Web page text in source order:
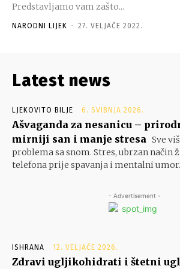
Predstavljamo vam zašto...
NARODNI LIJEK - 27. VELJAČE 2022.
Latest news
LJEKOVITO BILJE 6. SVIBNJA 2026.
Ašvaganda za nesanicu –
mirniji san i manje stresa Sve
problema sa snom. Stres, ubrzan način
telefona prije spavanja i mentalni
- Advertisement -
ISHRANA 12. VELJAČE 2026.
Zdravi ugljikohidrati i štetni